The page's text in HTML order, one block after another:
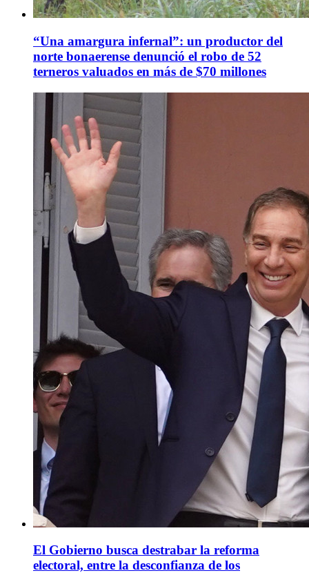
“Una amargura infernal”: un productor del
norte bonaerense denunció el robo de 52
terneros valuados en más de $70 millones
El Gobierno busca destrabar la reforma
electoral, entre la desconfianza de los